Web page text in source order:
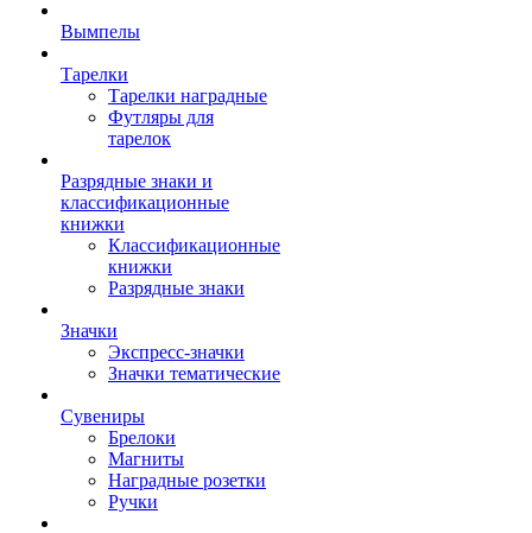
Вымпелы
Тарелки
Тарелки наградные
Футляры для
тарелок
Разрядные знаки и
классификационные
книжки
Классификационные
книжки
Разрядные знаки
Значки
Экспресс-значки
Значки тематические
Сувениры
Брелоки
Магниты
Наградные розетки
Ручки